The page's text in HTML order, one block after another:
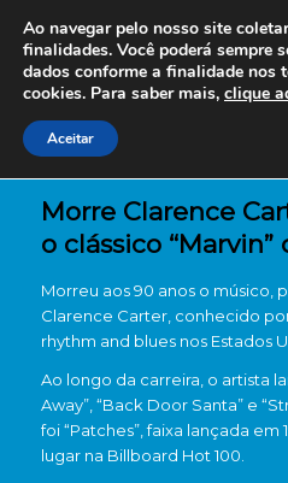
Morre Clarence
o clássico “Marvin”
Morreu aos 90 anos o músico,
Clarence Carter, conhecido
rhythm and blues nos Estados
Ao longo da carreira, o artista
Away”, “Back Door Santa” e
foi “Patches”, faixa lançada
lugar na Billboard Hot 100.
Ao navegar pelo nosso site
finalidades. Você poderá sempre
dados conforme a finalidade nos
cookies. Para saber mais, clique
Aceitar